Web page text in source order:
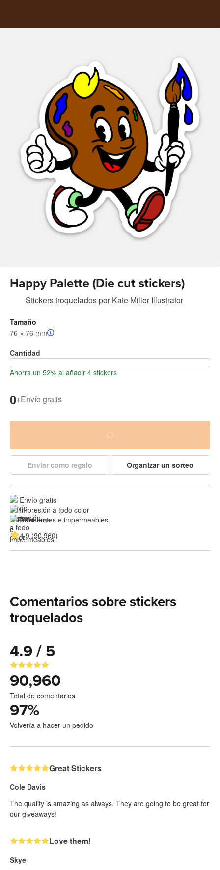
Happy Palette (Die cut stickers)
Stickers troqueladospor Kate Miller Illustrator
Tamaño
76 × 76 mm
Cantidad
Ahorra un 52% al añadir 4 stickers
0+Envío gratis
Enviar como regalo Organizar un sorteo
Envío gratis
Impresión a todo color
Resistentes e impermeables
4.9 (90,960)
Comentarios sobre stickers
troquelados
4.9 / 5
90,960
Total de comentarios
97%
Volvería a hacer un pedido
Great Stickers
Cole Davis
The quality is amazing as always. They are going to be great for
our giveaways!
Love them!
Skye